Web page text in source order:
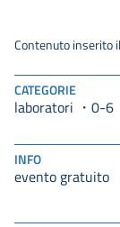
CATEGORIE
laboratori 0-6
INFO
evento gratuito
Contenuto inserito